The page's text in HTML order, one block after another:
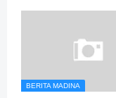
BERITA MADINA